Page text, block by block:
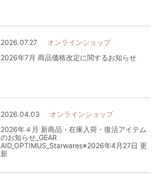
2026.07.27
オンラインショップ
2026年7月 商品価格改定に関するお知らせ
2026.04.03
オンラインショップ
2026年４月 新商品・在庫入荷・復活アイテム
のお知らせ_GEAR
AID_OPTIMUS_Starwares※2026年4月27日 更
新